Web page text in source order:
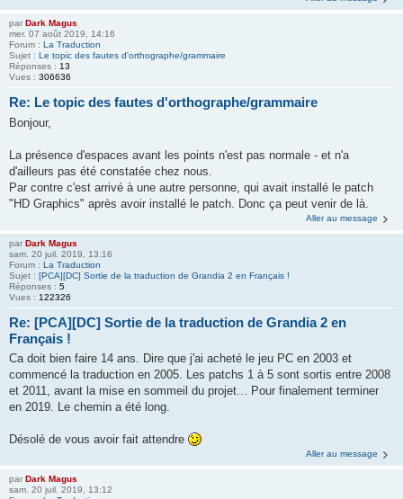
par Dark Magus
mer. 07 août 2019, 14:16
Forum : La Traduction
Sujet : Le topic des fautes d'orthographe/grammaire
Réponses : 13
Vues : 306636
Re: Le topic des fautes d'orthographe/grammaire
Bonjour,
La présence d'espaces avant les points n'est pas normale - et n'a
d'ailleurs pas été constatée chez nous.
Par contre c'est arrivé à une autre personne, qui avait installé le patch
"HD Graphics" après avoir installé le patch. Donc ça peut venir de là.
Aller au message
par Dark Magus
sam. 20 juil. 2019, 13:16
Forum : La Traduction
Sujet : [PCA][DC] Sortie de la traduction de Grandia 2 en Français !
Réponses : 5
Vues : 122326
Re: [PCA][DC] Sortie de la traduction de Grandia 2 en
Français !
Ca doit bien faire 14 ans. Dire que j'ai acheté le jeu PC en 2003 et
commencé la traduction en 2005. Les patchs 1 à 5 sont sortis entre 2008
et 2011, avant la mise en sommeil du projet... Pour finalement terminer
en 2019. Le chemin a été long.
Désolé de vous avoir fait attendre
Aller au message
par Dark Magus
sam. 20 juil. 2019, 13:12